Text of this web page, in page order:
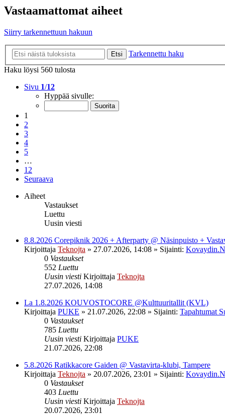
Vastaamattomat aiheet
Siirry tarkennettuun hakuun
Etsi
Tarkennettu haku
Haku löysi 560 tulosta
Sivu 1/12
Hyppää sivulle:
1
2
3
4
5
…
12
Seuraava
Aiheet
Vastaukset
Luettu
Uusin viesti
8.8.2026 Corepiknik 2026 + Afterparty @ Näsinpuisto +
Kirjoittaja Teknojta » 27.07.2026, 14:08 » Sijainti:
0 Vastaukset
552 Luettu
Uusin viesti Kirjoittaja Teknojta
27.07.2026, 14:08
La 1.8.2026 KOUVOSTOCORE @Kulttuuritallit (KVL)
Kirjoittaja PUKE » 21.07.2026, 22:08 » Sijainti: Tapahtumat
0 Vastaukset
785 Luettu
Uusin viesti Kirjoittaja PUKE
21.07.2026, 22:08
5.8.2026 Ratikkacore Gaiden @ Vastavirta-klubi, Tampere
Kirjoittaja Teknojta » 20.07.2026, 23:01 » Sijainti:
0 Vastaukset
403 Luettu
Uusin viesti Kirjoittaja Teknojta
20.07.2026, 23:01